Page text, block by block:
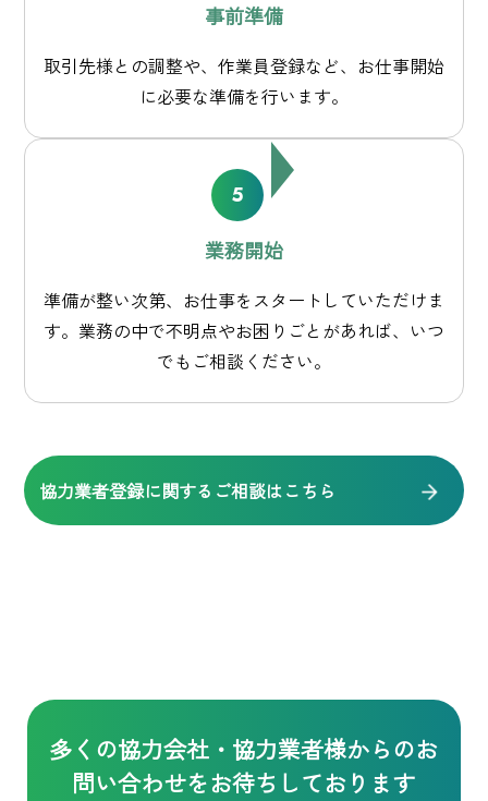
事前準備
取引先様との調整や、作業員登録など、お仕事開始
に必要な準備を行います。
業務開始
準備が整い次第、お仕事をスタートしていただけま
す。 業務の中で不明点やお困りごとがあれば、いつ
でもご相談ください。
協力業者登録に関するご相談はこちら
多くの協力会社・協力業者様からのお
問い合わせをお待ちしております